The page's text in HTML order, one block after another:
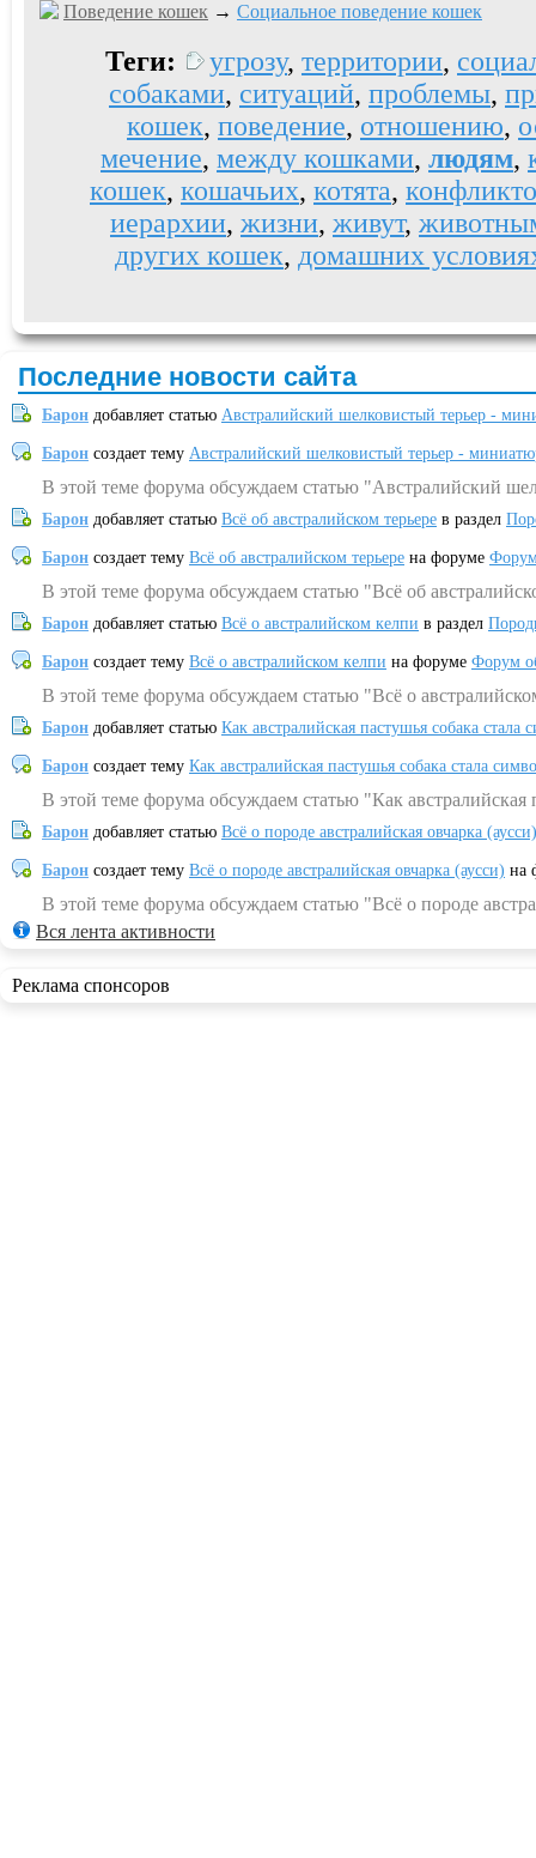
Поведение кошек → Социальное поведение кошек
Теги: угрозу, территории,
собаками, ситуаций, проблемы,
кошек, поведение, отношению,
мечение, между кошками, людям,
кошек, кошачьих, котята,
иерархии, жизни, живут,
других кошек, домашних
Последние новости сайта
Барон добавляет статью Австралийский шелковистый терьер -
Барон создает тему Австралийский шелковистый терьер -
В этой теме форума обсуждаем статью "Австралийский
Барон добавляет статью Всё об австралийском терьере в раздел
Барон создает тему Всё об австралийском терьере на форуме
В этой теме форума обсуждаем статью "Всё об
Барон добавляет статью Всё о австралийском келпи в раздел
Барон создает тему Всё о австралийском келпи на форуме Форум
В этой теме форума обсуждаем статью "Всё о
Барон добавляет статью Как австралийская пастушья собака
Барон создает тему Как австралийская пастушья собака стала
В этой теме форума обсуждаем статью "Как
Барон добавляет статью Всё о породе австралийская овчарка (аусси)
Барон создает тему Всё о породе австралийская овчарка (аусси) на
В этой теме форума обсуждаем статью "Всё о породе
Вся лента активности
Реклама спонсоров